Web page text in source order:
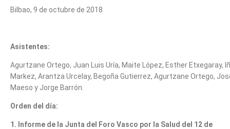
Bilbao, 9 de octubre de 2018
Asistentes:
Agurtzane Ortego, Juan Luis Uría, Maite López, Esther Etxegaray,
Markez, Arantza Urcelay, Begoña Gutierrez, Agurtzane Ortego,
Maeso y Jorge Barrón.
Orden del día:
1. Informe de la Junta del Foro Vasco por la Salud del 12 de